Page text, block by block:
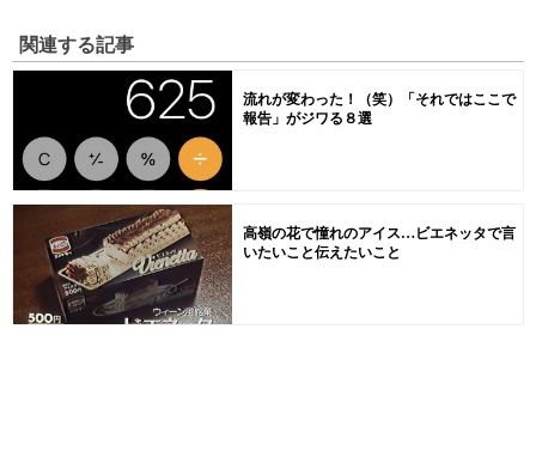
関連する記事
流れが変わった！（笑）「それではここで
報告」がジワる８選
高嶺の花で憧れのアイス…ビエネッタで言
いたいこと伝えたいこと